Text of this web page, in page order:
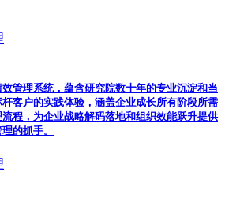
管理系统，蕴含研究院数十年的专业沉淀和当
客户的实践体验，涵盖企业成长所有阶段所需
程，为企业战略解码落地和组织效能跃升提供
的抓手。